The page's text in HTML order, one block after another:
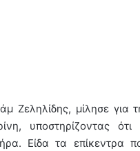
Ζεληλίδης, μίλησε για
υποστηρίζοντας ότι
Είδα τα επίκεντρα